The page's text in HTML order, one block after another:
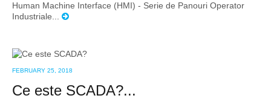
Human Machine Interface (HMI) - Serie de Panouri Operator
Industriale...
FEBRUARY 25, 2018
Ce este SCADA?...